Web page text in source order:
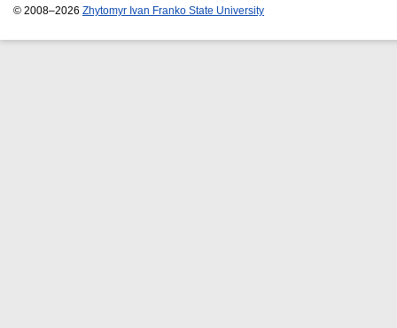
© 2008–2026 Zhytomyr Ivan Franko State University